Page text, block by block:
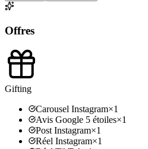
Offres
Gifting
Carousel Instagram×1
Avis Google 5 étoiles×1
Post Instagram×1
Réel Instagram×1